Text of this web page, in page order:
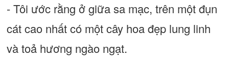
- Tôi ước rằng ở giữa sa mạc, trên một đụn
cát cao nhất có một cây hoa đẹp lung linh
và toả hương ngào ngạt.